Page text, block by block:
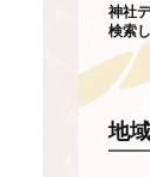
神社
検索
地域